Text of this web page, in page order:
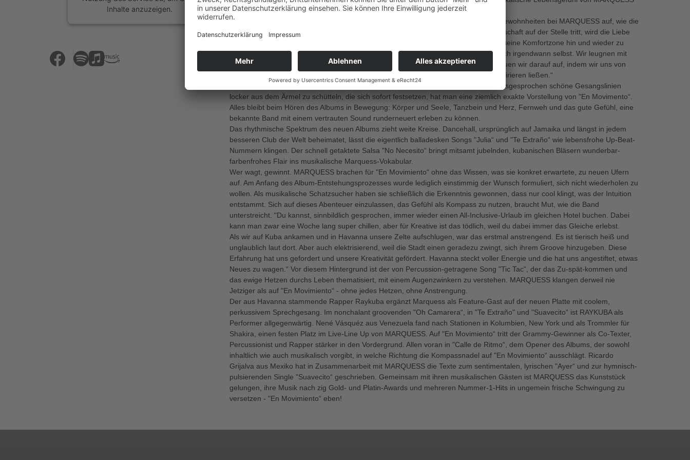
Inhalte anzuzeigen.
Akzeptieren
eRecht24
perfekt: Der Beat ist das Ziel!
Der frische, aus der Karibik und Lateinamerika herüber gewehte Wind, brach viele Gewohnheiten bei MARQUESS auf, wie die
Band erzählt: „In der Musik ist es wie in einer Beziehung. Wenn man in einer Partnerschaft auf der Stelle tritt, wird die Liebe
statisch und das Feuer, das einst brannte, erlischt. Ist man in der Musik nicht bereit, seine Komfortzone hin und wieder zu
verlassen, um über den eigenen Tellerrand hinaus Ausschau zu halten, zitiert man sich irgendwann selbst. Wir leugnen mit
unserem neuen Album keineswegs unsere musikalische Vergangenheit. Vielmehr bauen wir darauf auf, indem wir uns von
jungen Kollegen aus Kuba, Venezuela und Mexiko und ihren Musikauffassungen inspirieren ließen.“
Addiert man zu deren aktuellen Beat-Verständnissen das MARQUESS-Vermögen, ausgesprochen schöne Gesangslinien
locker aus dem Ärmel zu schütteln, die sich sofort festsetzen, hat man eine ziemlich exakte Vorstellung von "En Movimento“.
Alles bleibt beim Hören des Albums in Bewegung: Körper und Seele, Tanzbein und Herz, Fernweh und das gute Gefühl, eine
bekannte Band mit einem vertrauten Sound runderneuert erleben zu können.
Das rhythmische Spektrum des neuen Albums zieht weite Kreise. Dancehall, ursprünglich auf Jamaika und längst in jedem
besseren Club der Welt beheimatet, lässt die eigentlich balladesken Songs "Julia“ und "Te Extraño“ wie lebensfrohe Up-Beat-
Nummern klingen. Der schnell getaktete Salsa "No Necesito“ bringt mitsamt jubelnden, kubanischen Bläsern wunderbar-
farbenfrohes Flair ins musikalische Marquess-Vokabular.
Wer wagt, gewinnt. MARQUESS brachen für "En Movimiento“ ohne das Wissen, was sie konkret erwartete, zu neuen Ufern
auf. Am Anfang des Album-Entstehungsprozesses wurde lediglich einstimmig der Wunsch formuliert, sich nicht wiederholen zu
wollen. Als musikalische Schatzsucher haben sie schließlich die Erkenntnis gewonnen, dass nur cool klingt, was der Intuition
entstammt. Sich auf dieses Abenteuer einzulassen, das Gefühl als Kompass zu nutzen, braucht Mut, wie die Band
unterstreicht. "Du kannst, sinnbildlich gesprochen, immer wieder einen All-Inclusive-Urlaub im gleichen Hotel buchen. Dabei
kann man zwar eine Woche lang super chillen, aber für Kreative ist das tödlich, weil du dabei immer das Gleiche erlebst.
Als wir auf Kuba ankamen und in Havanna unsere Zelte aufschlugen, war das erstmal anstrengend. Es ist tierisch heiß und
unglaublich laut dort. Aber auch elektrisierend, weil die Stadt einen geradezu zwingt, sich ihrem Groove hinzugeben. Diese
Erfahrung hat uns gefordert und unsere Kreativität gefördert. Havanna steckt voller Energie und die hat uns angestiftet, etwas
Neues zu wagen.“ Vor diesem Hintergrund ist der von Percussion-getragene Song "Tic Tac“, der das Zu-spät-kommen und
das ewige Hetzen durchs Leben thematisiert, mit einem Augenzwinkern zu verstehen. MARQUESS klangen derweil nie
Jetziger als auf "En Movimiento“ - ohne jedes Hetzen, ohne Anstrengung.
Der aus Havanna stammende Rapper Raykuba ergänzt Marquess als Feature-Gast auf der neuen Platte mit coolem,
perkussivem Sprechgesang. Im nonchalant groovenden "Oh Camarera“, in "Te Extraño" und "Suavecito“ ist RAYKUBA als
Performer allgegenwärtig. Nené Vásquéz aus Venezuela fand nach Stationen in Kolumbien, New York und als Trommler für
Shakira, einen festen Platz im Live-Line Up von MARQUESS. Auf "En Movimiento“ tritt der Grammy-Gewinner als Co-Texter,
Percussionist und Rapper stärker in den Vordergrund. Allen voran in "Calle de Ritmo“, dem Opener des Albums, der sowohl
inhaltlich wie auch musikalisch vorgibt, in welche Richtung die Kompassnadel auf "En Movimiento“ ausschlägt. Ricardo
Grijalva aus Mexiko hat in Zusammenarbeit mit MARQUESS die Texte zum sentimentalen, lyrischen "Ayer“ und zur hymnisch-
pulsierenden Single "Suavecito“ geschrieben. Gemeinsam mit ihren musikalischen Gästen ist MARQUESS das Kunststück
gelungen, ihre Musik nach zig Gold- und Platin-Awards und mehreren Nummer-1-Hits in ungemein frische Schwingung zu
versetzen - "En Movimiento“ eben!